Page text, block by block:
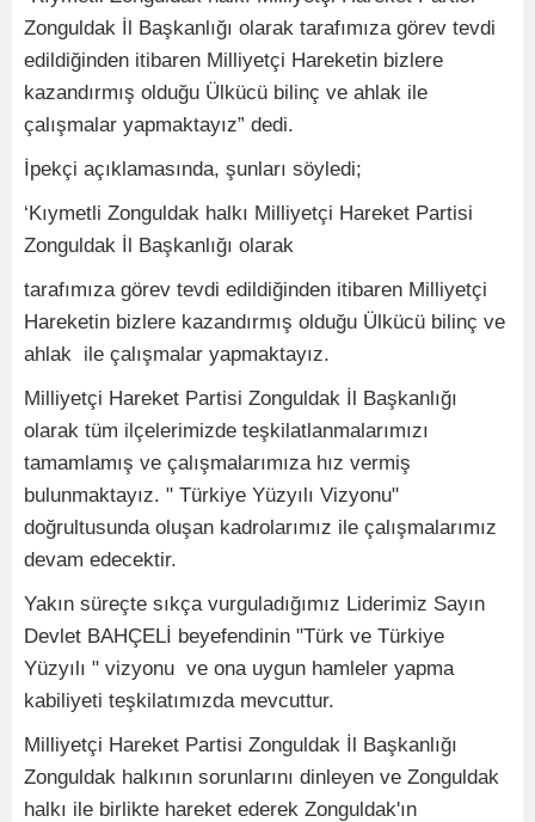
Zonguldak İl Başkanlığı olarak tarafımıza görev tevdi
edildiğinden itibaren Milliyetçi Hareketin bizlere
kazandırmış olduğu Ülkücü bilinç ve ahlak ile
çalışmalar yapmaktayız” dedi.
İpekçi açıklamasında, şunları söyledi;
‘Kıymetli Zonguldak halkı Milliyetçi Hareket Partisi
Zonguldak İl Başkanlığı olarak
tarafımıza görev tevdi edildiğinden itibaren Milliyetçi
Hareketin bizlere kazandırmış olduğu Ülkücü bilinç ve
ahlak ile çalışmalar yapmaktayız.
Milliyetçi Hareket Partisi Zonguldak İl Başkanlığı
olarak tüm ilçelerimizde teşkilatlanmalarımızı
tamamlamış ve çalışmalarımıza hız vermiş
bulunmaktayız. " Türkiye Yüzyılı Vizyonu"
doğrultusunda oluşan kadrolarımız ile çalışmalarımız
devam edecektir.
Yakın süreçte sıkça vurguladığımız Liderimiz Sayın
Devlet BAHÇELİ beyefendinin "Türk ve Türkiye
Yüzyılı " vizyonu ve ona uygun hamleler yapma
kabiliyeti teşkilatımızda mevcuttur.
Milliyetçi Hareket Partisi Zonguldak İl Başkanlığı
Zonguldak halkının sorunlarını dinleyen ve Zonguldak
halkı ile birlikte hareket ederek Zonguldak'ın